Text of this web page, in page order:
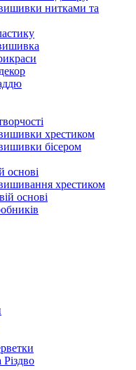
нитками та
хрестиком
бісером
основі
хрестиком
основі